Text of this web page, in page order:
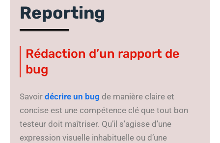
Reporting
Rédaction d’un rapport de
bug
Savoir décrire un bug de manière claire et
concise est une compétence clé que tout bon
testeur doit maîtriser. Qu’il s’agisse d’une
expression visuelle inhabituelle ou d’une